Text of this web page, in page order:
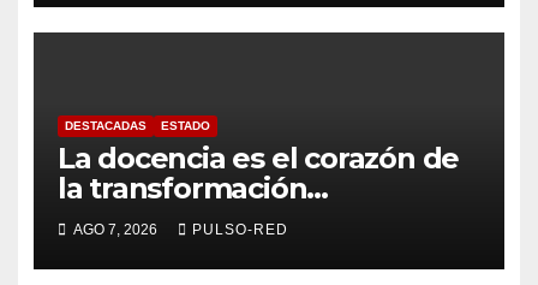
DESTACADAS ESTADO
La docencia es el corazón de
la transformación
universitaria: Rector de la
UATx
AGO 7, 2026 PULSO-RED